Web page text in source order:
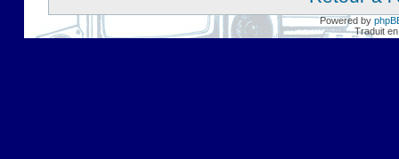
Powered by
Traduit